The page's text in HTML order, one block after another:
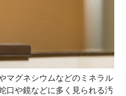
マグネシウムなどのミネラル
口や鏡などに多く見られる汚